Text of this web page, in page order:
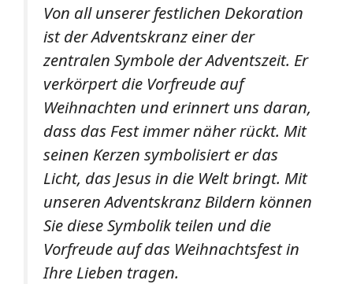
Von all unserer festlichen Dekoration
ist der Adventskranz einer der
zentralen Symbole der Adventszeit. Er
verkörpert die Vorfreude auf
Weihnachten und erinnert uns daran,
dass das Fest immer näher rückt. Mit
seinen Kerzen symbolisiert er das
Licht, das Jesus in die Welt bringt. Mit
unseren Adventskranz Bildern können
Sie diese Symbolik teilen und die
Vorfreude auf das Weihnachtsfest in
Ihre Lieben tragen.